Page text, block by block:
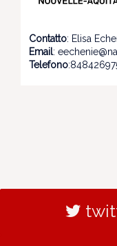
Contatto: Elisa
Email:
Telefono